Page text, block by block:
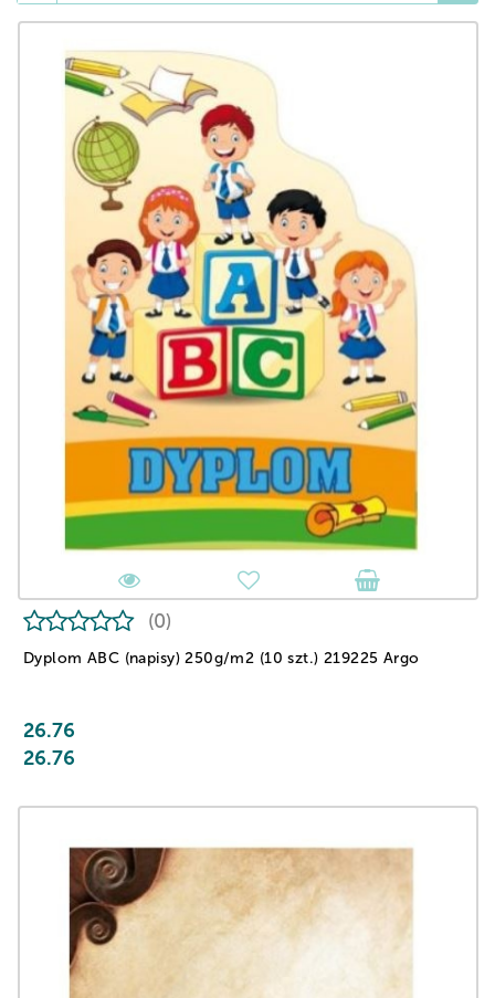
Dyplom ABC (napisy) 250g/m2 (10 szt.) 219225 Argo
(0)
26.76
26.76